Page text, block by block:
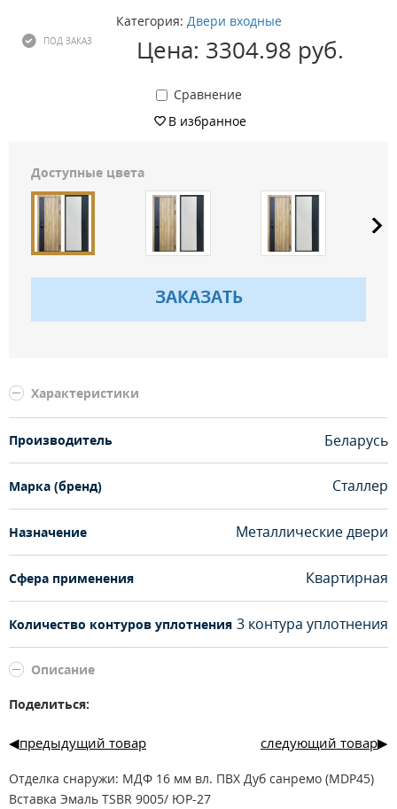
Категория: Двери входные
ПОД ЗАКАЗ Цена: 3304.98 руб.
Сравнение
В избранное
Доступные цвета
ЗАКАЗАТЬ
Характеристики
Производитель Беларусь
Марка (бренд) Сталлер
Назначение Металлические двери
Сфера применения Квартирная
Количество контуров уплотнения 3 контура уплотнения
Описание
Поделиться:
предыдущий товар следующий товар
Отделка снаружи: МДФ 16 мм вл. ПВХ Дуб санремо (MDP45)
Вставка Эмаль TSBR 9005/ ЮР-27